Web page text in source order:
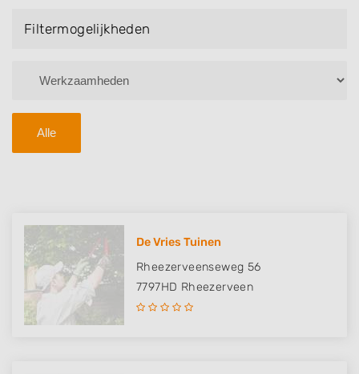
Filtermogelijkheden
Alle
De Vries Tuinen
Rheezerveenseweg 56
7797HD Rheezerveen